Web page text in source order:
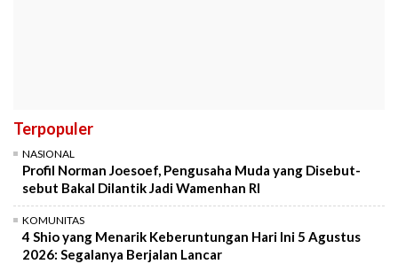
Terpopuler
NASIONAL
Profil Norman Joesoef, Pengusaha Muda yang Disebut-
sebut Bakal Dilantik Jadi Wamenhan RI
KOMUNITAS
4 Shio yang Menarik Keberuntungan Hari Ini 5 Agustus
2026: Segalanya Berjalan Lancar